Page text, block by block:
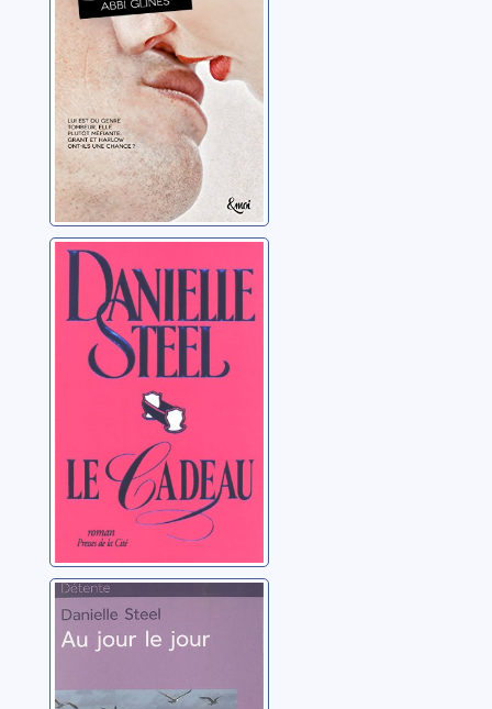
Le cadeau:
roman
Steel, Danielle
Au jour le jour
Steel, Danielle